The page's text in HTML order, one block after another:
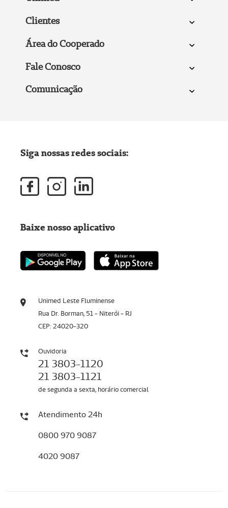
Clientes
Área do Cooperado
Fale Conosco
Comunicação
Unimed Leste Fluminense
Rua Dr. Borman, 51 - Niterói - RJ
CEP: 24020-320
Ouvidoria
21 3803-1120
21 3803-1121
de segunda a sexta, horário comercial
Atendimento 24h
0800 970 9087
4020 9087
Siga nossas redes sociais:
Baixe nosso aplicativo